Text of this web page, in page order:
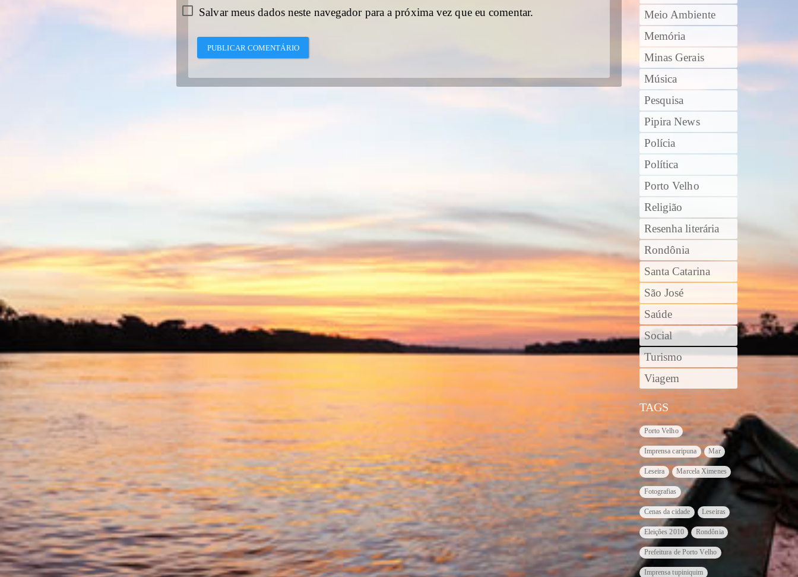
Salvar meus dados neste navegador para a próxima vez que eu comentar.
Meio Ambiente
Memória
Minas Gerais
Música
Pesquisa
Pipira News
Polícia
Política
Porto Velho
Religião
Resenha literária
Rondônia
Santa Catarina
São José
Saúde
Social
Turismo
Viagem
TAGS
Porto Velho
Imprensa caripuna Mar
Leseira Marcela Ximenes
Fotografias
Cenas da cidade Leseiras
Eleições 2010 Rondônia
Prefeitura de Porto Velho
Imprensa tupiniquim